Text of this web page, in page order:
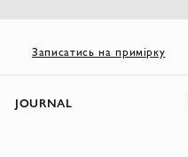
Записатись на примірку
JOURNAL